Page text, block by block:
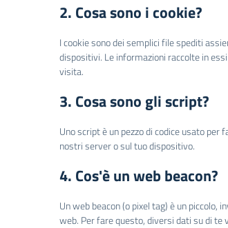
2. Cosa sono i cookie?
I cookie sono dei semplici file spediti
dispositivi. Le informazioni raccolte in
visita.
3. Cosa sono gli script?
Uno script è un pezzo di codice usato
nostri server o sul tuo dispositivo.
4. Cos'è un web beacon?
Un web beacon (o pixel tag) è un
web. Per fare questo, diversi dati su di te